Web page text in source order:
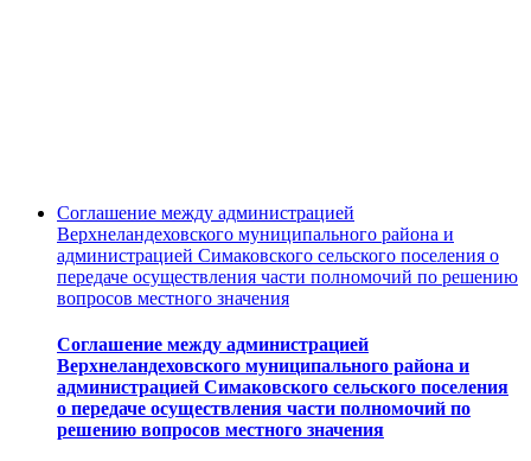
Соглашение между администрацией
Верхнеландеховского муниципального района и
администрацией Симаковского сельского поселения о
передаче осуществления части полномочий по решению
вопросов местного значения
Соглашение между администрацией
Верхнеландеховского муниципального района и
администрацией Симаковского сельского поселения
о передаче осуществления части полномочий по
решению вопросов местного значения